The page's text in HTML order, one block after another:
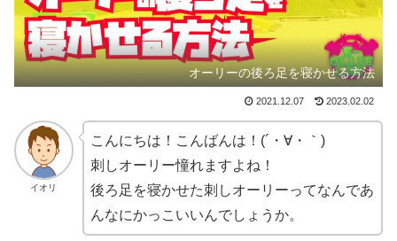
オーリーの後ろ足を寝かせる方法
2021.12.07 2023.02.02
イオリ
こんにちは！こんばんは！(´・∀・｀)
刺しオーリー憧れますよね！
後ろ足を寝かせた刺しオーリーってなんであ
んなにかっこいいんでしょうか。